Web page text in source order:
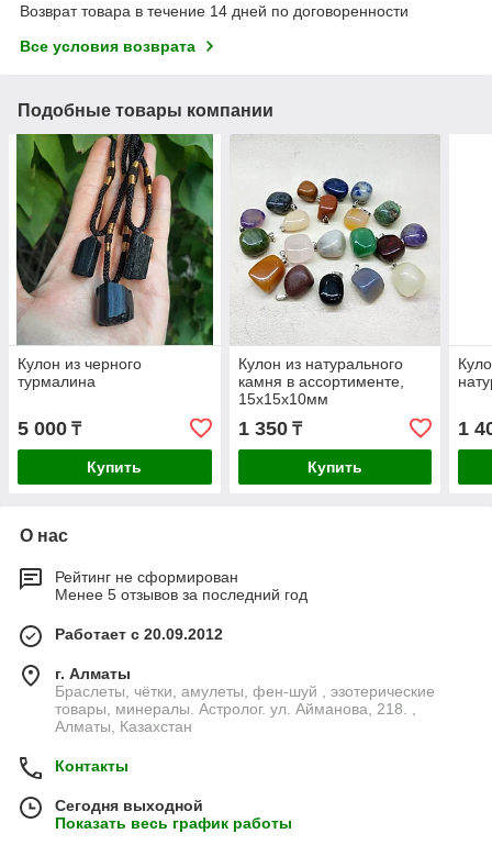
Возврат товара в течение 14 дней по договоренности
Все условия возврата
Подобные товары компании
Кулон из черного
турмалина
5 000 ₸
Купить
Кулон из натурального
камня в ассортименте,
15х15х10мм
1 350₸
Купить
1
О нас
Рейтинг не сформирован
Менее 5 отзывов за последний год
Работает с 20.09.2012
г. Алматы
Браслеты, чётки, амулеты, фен-шуй , эзотерические
товары, минералы. Астролог. ул. Айманова, 218. ,
Алматы, Казахстан
Контакты
Сегодня выходной
Показать весь график работы